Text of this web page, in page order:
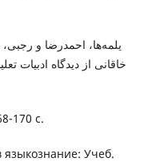
170 с.
Учеб.